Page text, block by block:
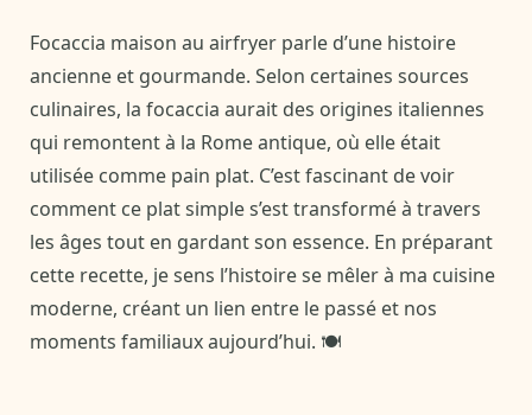
Focaccia maison au airfryer parle d’une histoire
ancienne et gourmande. Selon certaines sources
culinaires, la focaccia aurait des origines italiennes
qui remontent à la Rome antique, où elle était
utilisée comme pain plat. C’est fascinant de voir
comment ce plat simple s’est transformé à travers
les âges tout en gardant son essence. En préparant
cette recette, je sens l’histoire se mêler à ma cuisine
moderne, créant un lien entre le passé et nos
moments familiaux aujourd’hui. 🍽️